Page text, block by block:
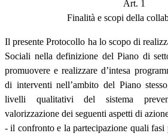
Art. 1
Finalità e scopi della
Il presente Protocollo ha lo scopo di
Sociali nella definizione del Piano di
promuovere e realizzare d’intesa
di interventi nell’ambito del Piano
livelli qualitativi del sistema
valorizzazione dei seguenti aspetti di
- il confronto e la partecipazione quali fasi